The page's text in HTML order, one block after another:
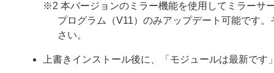
※2 本バージョンのミラー機能を使用してミラーサ
プログラム（V11）のみアップデート可能です
さい。
上書きインストール後に、「モジュールは最新です